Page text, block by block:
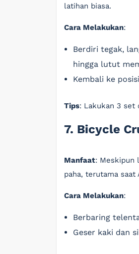
latihan biasa.
Cara Melakukan:
Berdiri tegak,
hingga lutut
Kembali ke
Tips: Lakukan 3 set
7. Bicycle
Manfaat: Meskipun
paha, terutama saat
Cara Melakukan:
Berbaring
Geser kaki dan